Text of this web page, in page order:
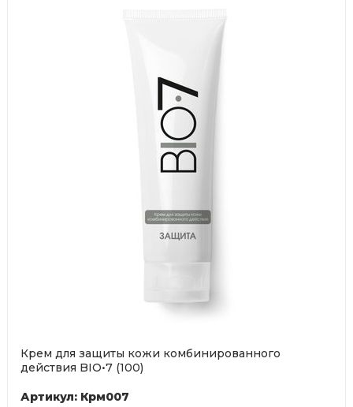
Крем для защиты кожи комбинированного
действия BIO•7 (100)
Артикул: Крм007